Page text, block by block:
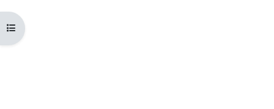
Ouvrir l’index du cours